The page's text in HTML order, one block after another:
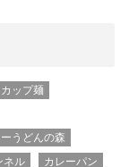
カップ麺
うどんの森
ネル
カレーパン